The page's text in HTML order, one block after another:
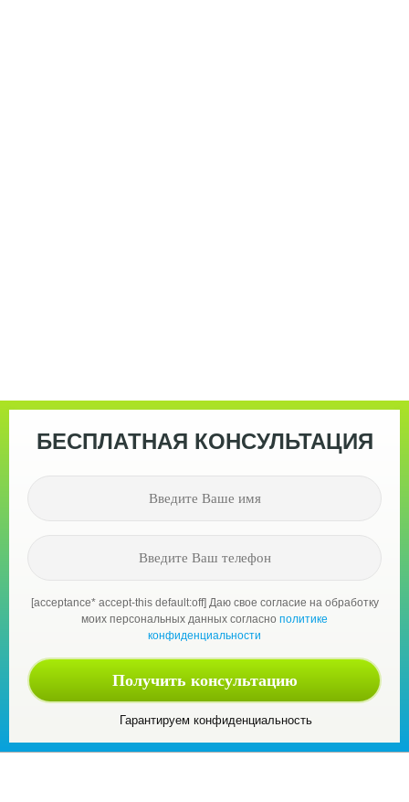
БЕСПЛАТНАЯ КОНСУЛЬТАЦИЯ
[acceptance* accept-this default:off] Даю свое согласие на обработку
моих персональных данных согласно политике
конфиденциальности
Гарантируем конфиденциальность